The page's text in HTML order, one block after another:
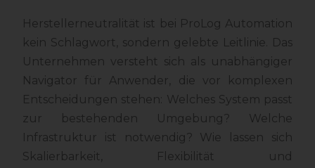
Herstellerneutralität ist bei ProLog Automation
kein Schlagwort, sondern gelebte Leitlinie. Das
Unternehmen versteht sich als unabhängiger
Navigator für Anwender, die vor komplexen
Entscheidungen stehen: Welches System passt
zur bestehenden Umgebung? Welche
Infrastruktur ist notwendig? Wie lassen sich
Skalierbarkeit, Flexibilität und